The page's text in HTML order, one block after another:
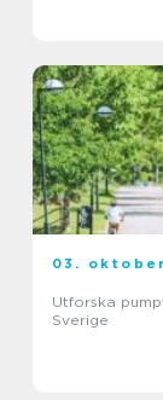
03.
Utforska
Sverige